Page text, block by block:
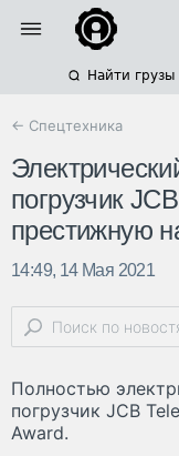
Найти грузы
← Спецтехника
погрузчик
престижную
14:49, 14 Мая 2021
Полностью
погрузчик JCB
Award.